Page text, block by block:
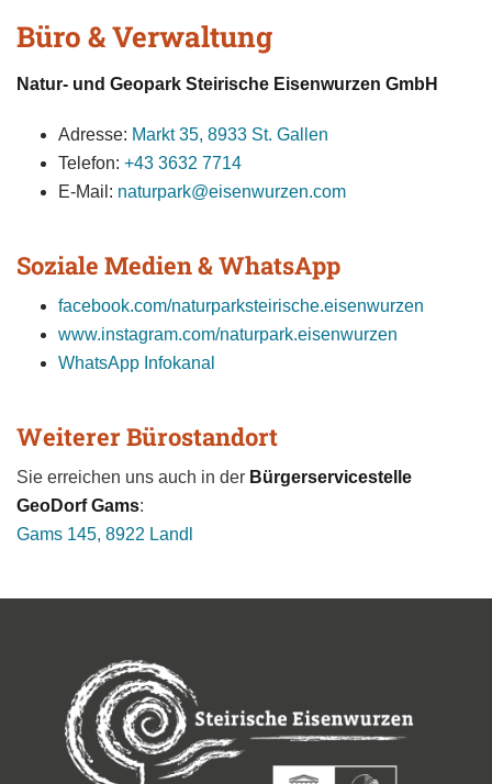
Büro & Verwaltung
Natur- und Geopark Steirische Eisenwurzen GmbH
Adresse: Markt 35, 8933 St. Gallen
Telefon: +43 3632 7714
E-Mail: naturpark@eisenwurzen.com
Soziale Medien & WhatsApp
facebook.com/naturparksteirische.eisenwurzen
www.instagram.com/naturpark.eisenwurzen
WhatsApp Infokanal
Weiterer Bürostandort
Sie erreichen uns auch in der Bürgerservicestelle
GeoDorf Gams:
Gams 145, 8922 Landl